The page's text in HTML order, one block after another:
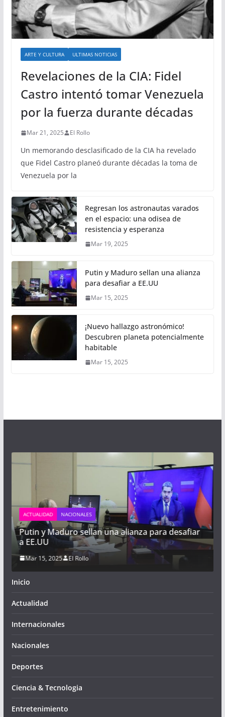
ARTE Y CULTURA ULTIMAS NOTICIAS
Revelaciones de la CIA: Fidel
Castro intentó tomar Venezuela
por la fuerza durante décadas
Mar 21, 2025 El Rollo
Un memorando desclasificado de la CIA ha revelado
que Fidel Castro planeó durante décadas la toma de
Venezuela por la
Regresan los astronautas varados
en el espacio: una odisea de
resistencia y esperanza
Mar 19, 2025
Putin y Maduro sellan una alianza
para desafiar a EE.UU
Mar 15, 2025
¡Nuevo hallazgo astronómico!
Descubren planeta potencialmente
habitable
Mar 15, 2025
ACTUALIDAD NACIONALES
Putin y Maduro sellan una alianza para desafiar
a EE.UU
Mar 15, 2025 El Rollo
Inicio
Actualidad
Internacionales
Nacionales
Deportes
Ciencia & Tecnologia
Entretenimiento